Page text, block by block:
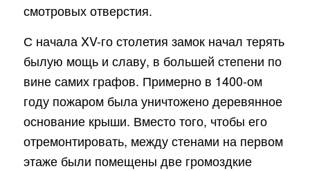
смотровых отверстия.
С начала XV-го столетия замок начал терять
былую мощь и славу, в большей степени по
вине самих графов. Примерно в 1400-ом
году пожаром была уничтожено деревянное
основание крыши. Вместо того, чтобы его
отремонтировать, между стенами на первом
этаже были помещены две громоздкие